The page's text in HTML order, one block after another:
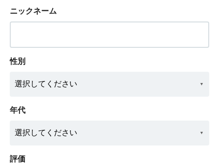
ニックネーム
性別
年代
評価